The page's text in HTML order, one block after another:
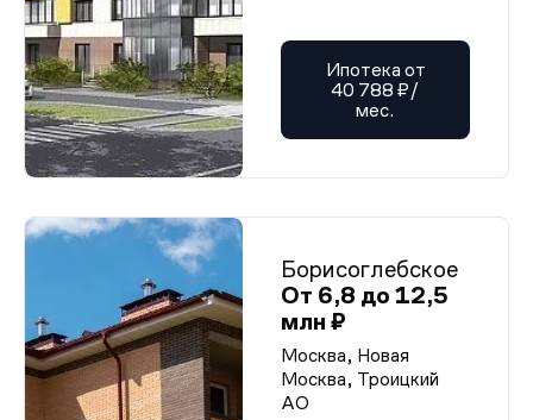
Ипотека от
40 788 ₽/
мес.
Борисоглебское
От 6,8 до 12,5
млн ₽
Москва, Новая
Москва, Троицкий
АО